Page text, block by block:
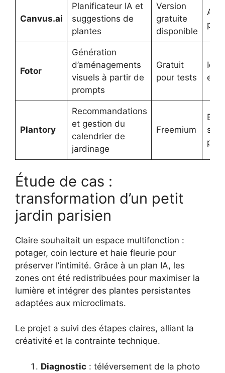
Canvus.ai
Planificateur IA et
suggestions de
plantes
Version
gratuite
disponible
Fotor
Génération
d’aménagements
visuels à partir de
prompts
Gratuit
pour tests
et
Plantory
Recommandations
et gestion du
calendrier de
jardinage
Freemium
Étude de cas :
transformation d’un petit
jardin parisien
Claire souhaitait un espace multifonction :
potager, coin lecture et haie fleurie pour
préserver l’intimité. Grâce à un plan IA, les
zones ont été redistribuées pour maximiser la
lumière et intégrer des plantes persistantes
adaptées aux microclimats.
Le projet a suivi des étapes claires, alliant la
créativité et la contrainte technique.
Diagnostic : téléversement de la photo